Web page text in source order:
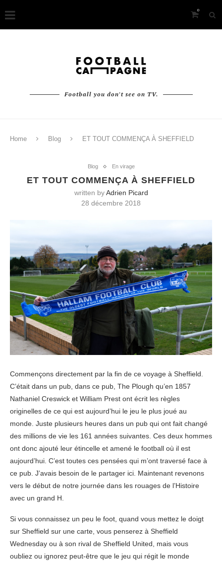
0
Football you don't see on TV.
Home Blog ET TOUT COMMENÇA À SHEFFIELD
Blog En virage
ET TOUT COMMENÇA À SHEFFIELD
written byAdrien Picard
28 décembre 2018
Commençons directement par la fin de ce voyage à Sheffield.
C’était dans un pub, dans ce pub, The Plough qu’en 1857
Nathaniel Creswick et William Prest ont écrit les règles
originelles de ce qui est aujourd’hui le jeu le plus joué au
monde. Juste plusieurs heures dans un pub qui ont fait changé
des millions de vie les 161 années suivantes. Ces deux hommes
ont donc ajouté leur étincelle et amené le football où il est
aujourd’hui. C’est toutes ces pensées qui m’ont traversé face à
ce pub. J’avais besoin de le partager ici. Maintenant revenons
vers le début de notre journée dans les rouages de l’Histoire
avec un grand H.
Si vous connaissez un peu le foot, quand vous mettez le doigt
sur Sheffield sur une carte, vous penserez à Sheffield
Wednesday ou à son rival de Sheffield United, mais vous
oubliez ou ignorez peut-être que le jeu qui régit le monde